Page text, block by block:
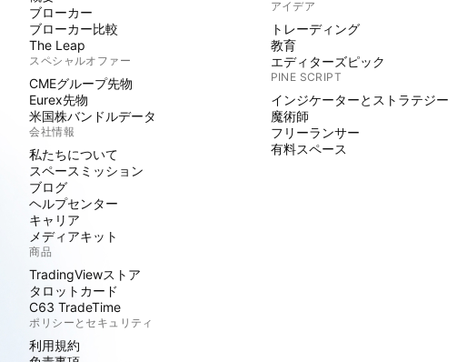
ブローカー
ブローカー比較
The Leap
スペシャルオファー
CMEグループ先物
Eurex先物
米国株バンドルデータ
会社情報
私たちについて
スペースミッション
ブログ
ヘルプセンター
キャリア
メディアキット
商品
TradingViewストア
タロットカード
C63 TradeTime
ポリシーとセキュリティ
利用規約
アイデア
トレーディング
教育
エディターズピック
PINE SCRIPT
インジケーターとストラテジー
魔術師
フリーランサー
有料スペース